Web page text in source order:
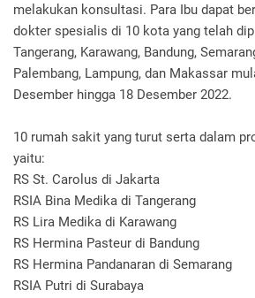
melakukan konsultasi. Para Ibu dapat
dokter spesialis di 10 kota yang telah
Tangerang, Karawang, Bandung,
Palembang, Lampung, dan Makassar
Desember hingga 18 Desember 2022.
10 rumah sakit yang turut serta dalam
yaitu:
RS St. Carolus di Jakarta
RSIA Bina Medika di Tangerang
RS Lira Medika di Karawang
RS Hermina Pasteur di Bandung
RS Hermina Pandanaran di Semarang
RSIA Putri di Surabaya